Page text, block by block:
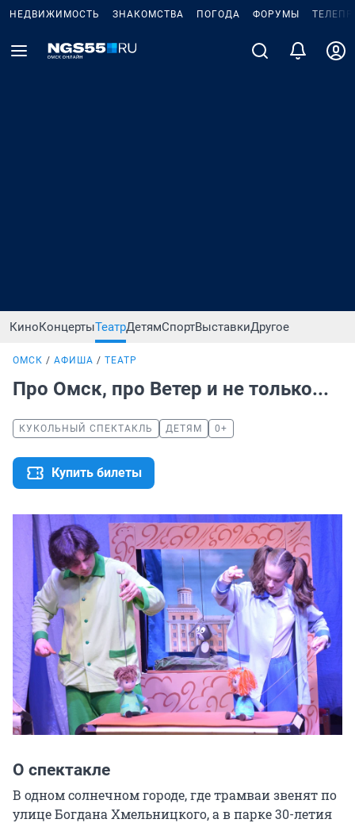
НЕДВИЖИМОСТЬ ЗНАКОМСТВА ПОГОДА ФОРУМЫ
КиноКонцертыТеатрДетямСпортВыставкиДругое
ОМСК АФИША ТЕАТР
Про Омск, про Ветер и не только...
КУКОЛЬНЫЙ СПЕКТАКЛЬ ДЕТЯМ 0+
Купить билеты
О спектакле
В одном солнечном городе, где трамваи звенят по
улице Богдана Хмельницкого, а в парке 30-летия